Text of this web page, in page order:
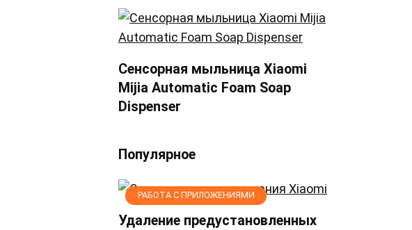
Сенсорная мыльница Xiaomi
Mijia Automatic Foam Soap
Dispenser
Популярное
РАБОТА С ПРИЛОЖЕНИЯМИ
Удаление предустановленных